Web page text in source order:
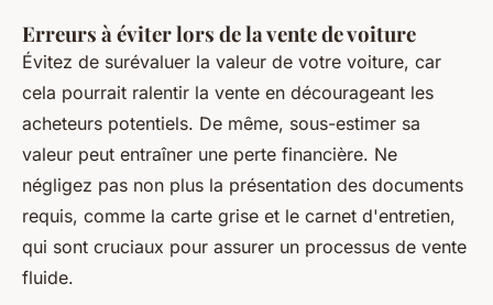
Erreurs à éviter lors de la vente de voiture
Évitez de surévaluer la valeur de votre voiture, car
cela pourrait ralentir la vente en décourageant les
acheteurs potentiels. De même, sous-estimer sa
valeur peut entraîner une perte financière. Ne
négligez pas non plus la présentation des documents
requis, comme la carte grise et le carnet d'entretien,
qui sont cruciaux pour assurer un processus de vente
fluide.